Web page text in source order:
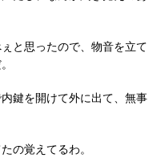
と思ったので、物音を立て
鍵を開けて外に出て、無事
の覚えてるわ。